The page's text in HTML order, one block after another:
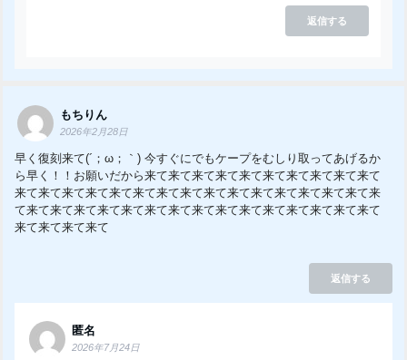
返信する
もちりん
2026年2月28日
早く復刻来て(´；ω；｀) 今すぐにでもケープをむしり取ってあげるか
ら早く！！お願いだから来て来て来て来て来て来て来て来て来て来て
来て来て来て来て来て来て来て来て来て来て来て来て来て来て来て来
て来て来て来て来て来て来て来て来て来て来て来て来て来て来て来て
来て来て来て来て
返信する
匿名
2026年7月24日